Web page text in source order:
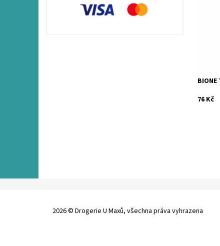
BIONE
76 Kč
2026 © Drogerie U Maxů, všechna práva vyhrazena